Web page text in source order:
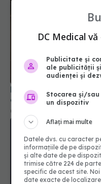
Rețetă de pizza cu
dezvăluie trucul:
09 feb 2026, 11:21
DC Medical
Publicitate și
ale publicității
audienței și
Stocarea și/
un dispozitiv
Aflați mai multe
Datele dvs. cu caracter
informațiile de pe
și alte date de pe
trimise către 224 de
specific de acest site.
date exacte de